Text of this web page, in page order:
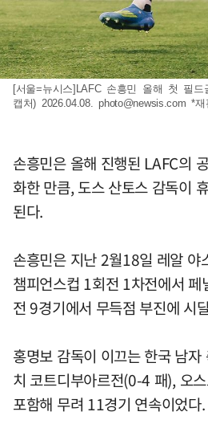
[서울=뉴시스]LAFC 손흥민 올해 첫 필드
캡처) 2026.04.08.photo@newsis.com *
손흥민은 올해 진행된 LAFC의
화한 만큼, 도스 산토스 감독이
된다.
손흥민은 지난 2월18일 레알 야
챔피언스컵 1회전 1차전에서 페
전 9경기에서 무득점 부진에 시
홍명보 감독이 이끄는 한국 남
치 코트디부아르전(0-4 패), 오
포함해 무려 11경기 연속이었다.